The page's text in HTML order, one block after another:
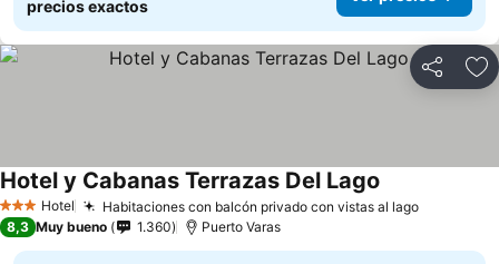
precios exactos
Compartir
3 Estrellas
Hotel Habitaciones con balcón privado con vistas al lagoVer
Hotel y Cabanas Terrazas Del Lago
8,3 Muy bueno 1.360 Puerto Varas